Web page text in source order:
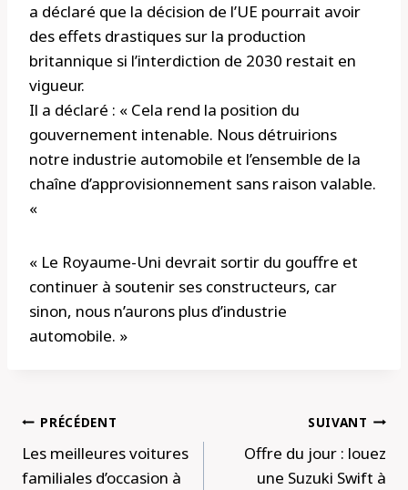
a déclaré que la décision de l’UE pourrait avoir
des effets drastiques sur la production
britannique si l’interdiction de 2030 restait en
vigueur.
Il a déclaré : « Cela rend la position du
gouvernement intenable. Nous détruirions
notre industrie automobile et l’ensemble de la
chaîne d’approvisionnement sans raison valable.
«
« Le Royaume-Uni devrait sortir du gouffre et
continuer à soutenir ses constructeurs, car
sinon, nous n’aurons plus d’industrie
automobile. »
Navigation
de
l’article
PRÉCÉDENT
Les meilleures voitures
familiales d’occasion à
SUIVANT
Offre du jour : louez
une Suzuki Swift à